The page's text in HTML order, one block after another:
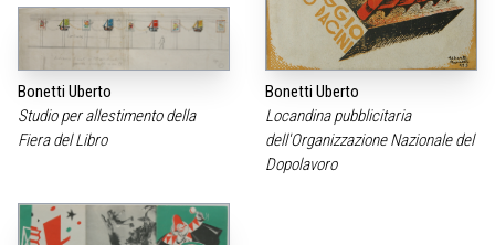
Bonetti Uberto
Studio per allestimento della
Fiera del Libro
Bonetti Uberto
Locandina pubblicitaria
dell'Organizzazione Nazionale del
Dopolavoro